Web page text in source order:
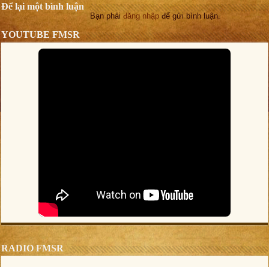
Để lại một bình luận
Bạn phảiđăng nhập để gửi bình luận.
YOUTUBE FMSR
RADIO FMSR